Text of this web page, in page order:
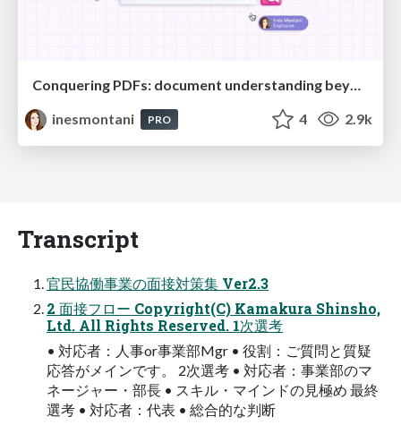
inesmontani
PRO 4 2.9k
Transcript
官民協働事業の面接対策集 Ver2.3
2 面接フロー Copyright(C) Kamakura Shinsho,
Ltd. All Rights Reserved. 1次選考
• 対応者：人事or事業部Mgr • 役割：ご質問と質疑
応答がメインです。 2次選考 • 対応者：事業部のマ
ネージャー・部長 • スキル・マインドの見極め 最終
選考 • 対応者：代表 • 総合的な判断